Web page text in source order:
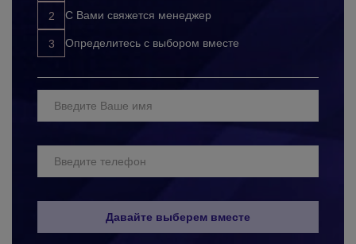
развиваете корпоративную культуру;
продвигаете свой бренд с помощью дополнительной
рекламы.
Выбор материалов для пошива или изготовления сигнальных
такие изделия должны быть максимально качественными и
человека в движениях. Качественные материалы и технологии
пошива светоотражающих брюк оптом не позволят
дискомфорт от ношения таких изделий. Конечно, очень
сложно определить универсальный состав защитной одежды,
который подошел бы всем. Но самыми распространенными
С Вами свяжется менеджер
Определитесь с выбором вместе
Давайте выберем вместе